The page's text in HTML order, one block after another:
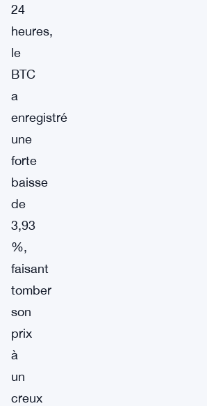
24
heures,
le
BTC
a
enregistré
une
forte
baisse
de
3,93
%,
faisant
tomber
son
prix
à
un
creux